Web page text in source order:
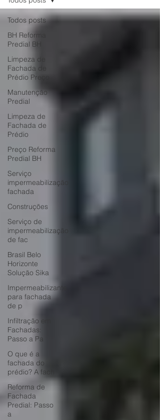
Todos posts
BH Reforma
Predial BH
Limpeza de
Fachada de
Prédio Preço
Manutenção
Predial
Limpeza de
Fachada de
Prédio
Preço Reforma
Predial BH
Serviço
impermeabilização
fachada
Construções
Serviço de
impermeabilização
de fac
Brasil Belo
Horizonte
Solução Sika
Impermeabilizante
para fachada
de p
Infiltração em
Fachadas:
Passo a Pa
O que é a
fachada do
prédio? A fach
Reforma de
Fachada
Predial: Passo
a